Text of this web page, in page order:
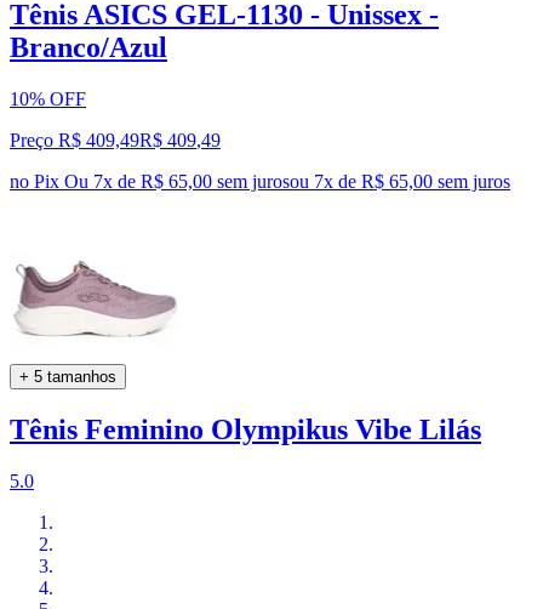
Tênis ASICS GEL-1130 - Unissex -
Branco/Azul
10% OFF
Preço R$ 409,49R$ 409,49
no Pix Ou 7x de R$ 65,00 sem jurosou 7x de R$ 65,00 sem juros
+ 5 tamanhos
Tênis Feminino Olympikus Vibe Lilás
5.0